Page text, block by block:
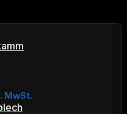
MwSt.